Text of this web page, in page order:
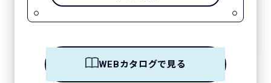
WEBカタログで見る